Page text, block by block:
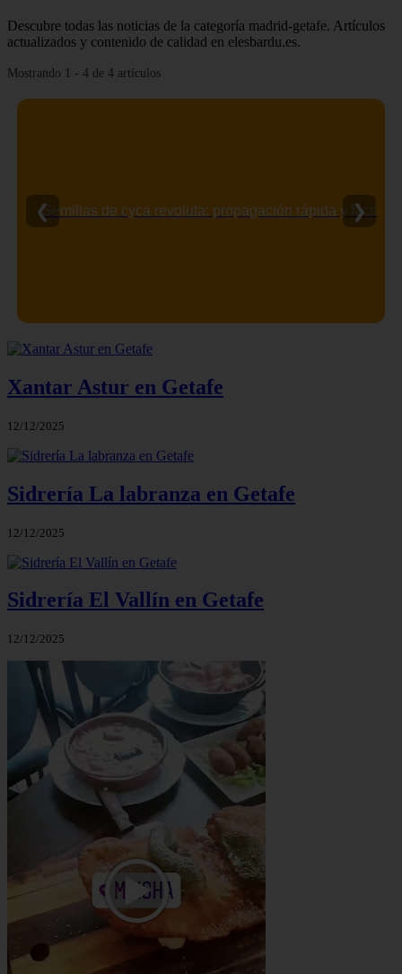
Descubre todas las noticias de la categoría madrid-getafe. Artículos
actualizados y contenido de calidad en elesbardu.es.
Mostrando 1 - 4 de 4 artículos
Semillas de cyca revoluta: propagación rápida y fácil
❮ ❯
Xantar Astur en Getafe
12/12/2025
Sidrería La labranza en Getafe
12/12/2025
Sidrería El Vallín en Getafe
12/12/2025